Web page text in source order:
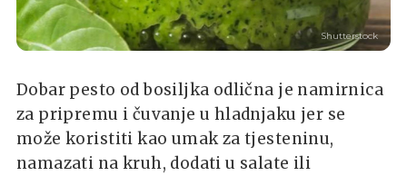
Shutterstock
Dobar pesto od bosiljka odlična je namirnica
za pripremu i čuvanje u hladnjaku jer se
može koristiti kao umak za tjesteninu,
namazati na kruh, dodati u salate ili